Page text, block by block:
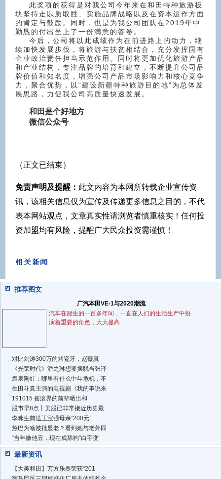
此奖项的获得是对我公司今年来在和田特种旅游板
块坚持走以质取胜、实施品牌战略以及在资本运作方面
的肯定与鼓励。同时，也是为我公司团队在2019年中
勤恳的付出呈上了一份满意的答卷。
今后，公司将以此成绩作为在前进路上的动力，继
续加快发展步伐，将旅游与扶贫相结合，充分发挥国有
企业政治责任担当示范作用。同时将更加优化旅游产品
和产业结构，专注品牌的培育和建立，不断提升公司品
牌价值和知名度，增强公司产品市场影响力和核心竞争
力，聚合优势，以“建设新疆特种旅游目的地”为总体发
展思路，力促我公司高质量快速发展。
和田是个好地方
微信公众号
（正文已结束）
免责声明及提醒： 此文内容为本网所转载企业宣传资
讯，该相关信息仅为宣传及传递更多信息之目的，不代
表本网站观点，文章真实性请浏览者慎重核实！任何投
资加盟均有风险，提醒广大民众投资需谨慎！
推荐图文
广汽本田VE-1与2020潮流
汽车在诞生的一百多年间，一直在人们的生活生产中扮
演着重要的角色，大大提高...
对比刘涛300万的烤瓷牙，赵薇真
《光荣时代》潘之琳想要摆脱当张译
袁泉陶虹：哪里有什么中年危机，不
生田斗真主演的电视剧《我的事说来
191015 摇滚界的前辈晒出和
股市早8点丨美股已非常接近历史最
李咏生前送王宝强母亲“200元”
热巴为啥被批显老？看到她与老外同
“当年嫌他丑，现在成舔狗”白宇变
最新资讯
【大美和田】万方乐奏荣获“201